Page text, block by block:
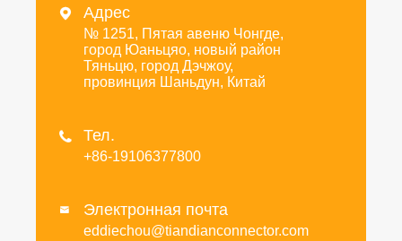
 Адрес
№ 1251, Пятая авеню Чонгде,
город Юаньцяо, новый район
Тяньцю, город Дэчжоу,
провинция Шаньдун, Китай
 Тел.
+86-19106377800
 Электронная почта
eddiechou@tiandianconnector.com